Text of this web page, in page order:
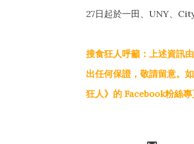
27日起於一田、UNY、
搜食狂人呼籲：上述資訊
出任何保證，敬請留意。
狂人》的 Facebook粉絲專